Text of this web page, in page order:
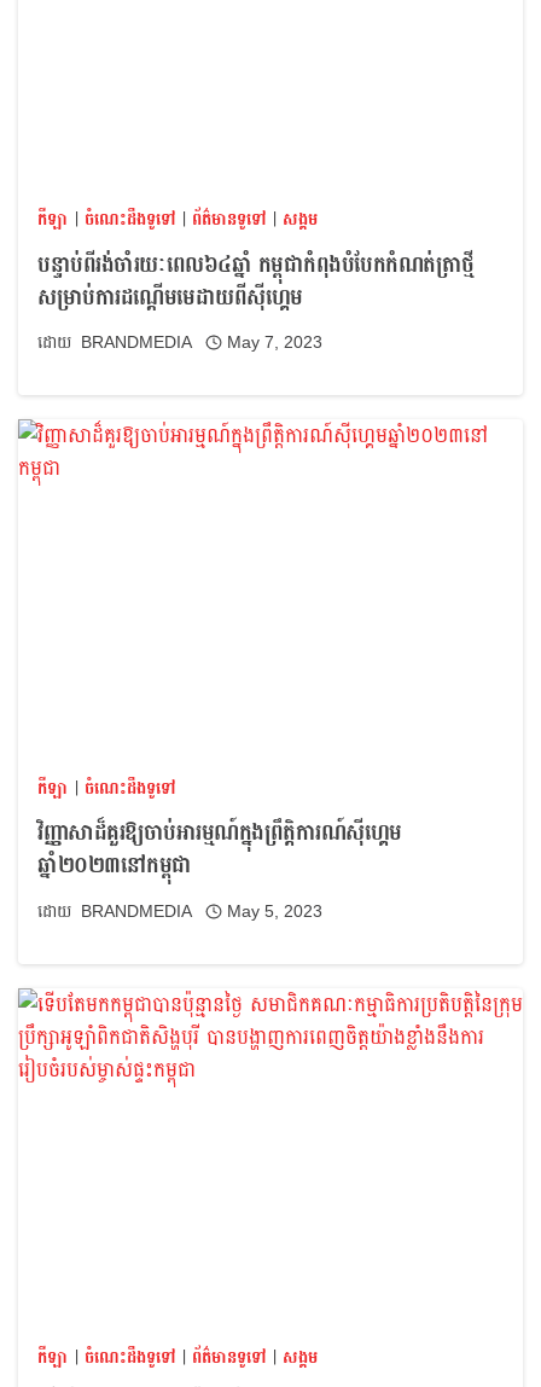
កីឡា | ចំណេះដឹងទូទៅ | ព័ត៌មានទូទៅ | សង្គម
បន្ទាប់ពីរង់ចាំរយៈពេល៦៤ឆ្នាំ កម្ពុជាកំពុងបំបែកកំណត់ត្រាថ្មី
សម្រាប់ការដណ្ដើមមេដាយពីស៊ីហ្គេម
BRANDMEDIA May 7, 2023
កីឡា | ចំណេះដឹងទូទៅ
វិញ្ញាសាដ៏គួរឱ្យចាប់អារម្មណ៍ក្នុងព្រឹត្តិការណ៍ស៊ីហ្គេម
ឆ្នាំ២០២៣នៅកម្ពុជា
BRANDMEDIA May 5, 2023
កីឡា | ចំណេះដឹងទូទៅ | ព័ត៌មានទូទៅ | សង្គម